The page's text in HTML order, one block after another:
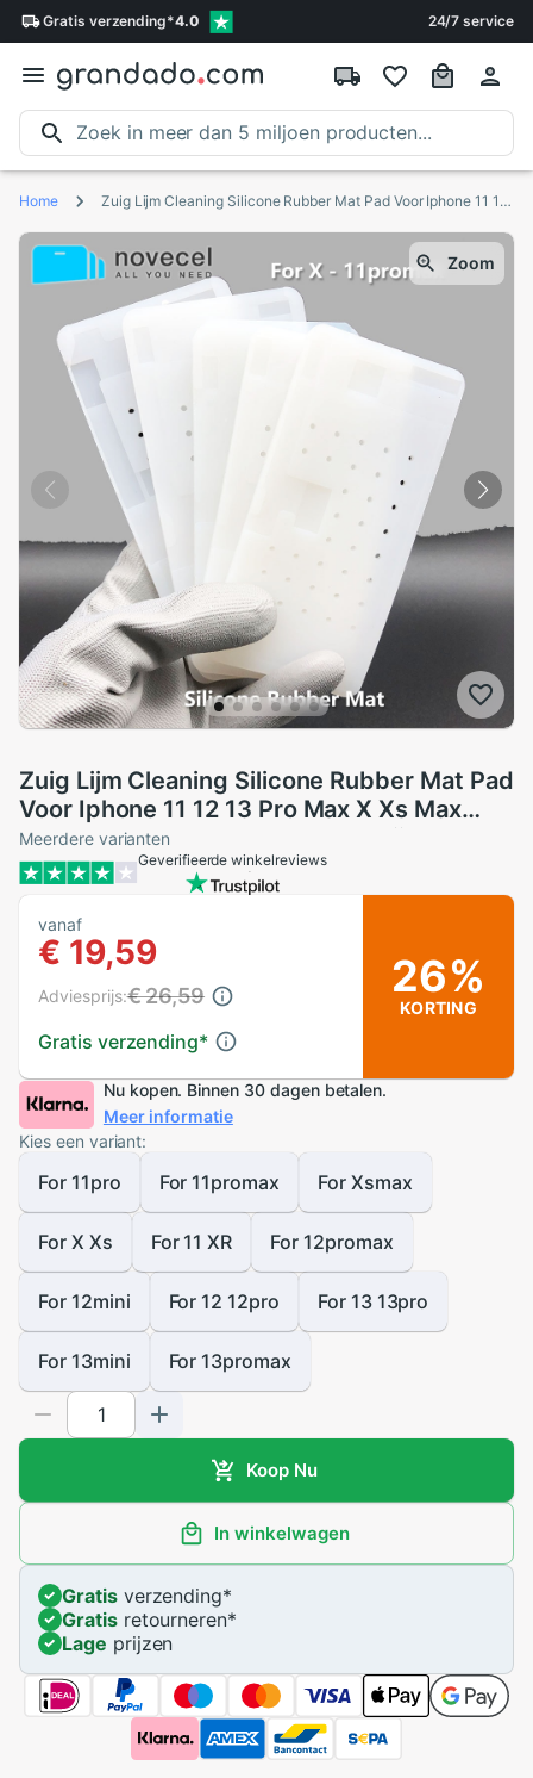
Gratis verzending*4.0 24/7 service
Home Zuig Lijm Cleaning Silicone Rubber Mat Pad Voor Iphone 11 12 13 Pro Max X Xs Max Opengevouwen Flex Kabel oca Lijm Verwijder Lcd Reparatie
Zoom
Zuig Lijm Cleaning Silicone Rubber Mat Pad
Voor Iphone 11 12 13 Pro Max X Xs Max
Opengevouwen Flex Kabel oca Lijm
Verwijder Lcd Reparatie
Meerdere varianten
Geverifieerde winkelreviews
vanaf
€ 19,59
Gratis verzending*
Adviesprijs:€ 26,59 26%
KORTING
Nu kopen. Binnen 30 dagen betalen.
Meer informatie
Kies een variant:
For 11pro For 11promax For Xsmax
For X Xs For 11 XR For 12promax
For 12mini For 12 12pro For 13 13pro
For 13mini For 13promax
Koop Nu
In winkelwagen
Gratisverzending*
Gratisretourneren*
Lage prijzen